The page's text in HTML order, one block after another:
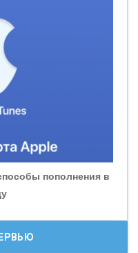
пополнения в